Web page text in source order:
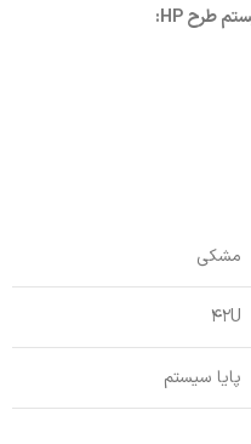
مشکی
42U
پایا سیستم